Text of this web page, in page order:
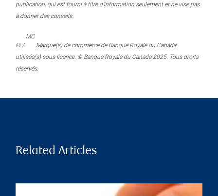
publication, qui est fourni à titre d’information seulement et ne vise pas
à donner des conseils.
® /
MC
Marque(s) de commerce de Banque Royale du Canada
utilisée(s) sous licence. © Banque Royale du Canada 2025. Tous droits
réservés.
Related Articles